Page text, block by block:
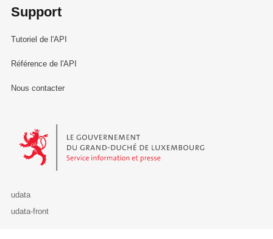
Support
Tutoriel de l'API
Référence de l'API
Nous contacter
Le Gouvernement du Grand-Duché de Luxembourg - Service
udata
udata-front